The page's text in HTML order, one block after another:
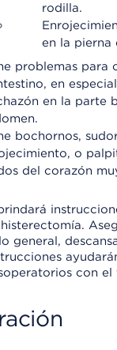
rodilla.
en la pierna
problemas para
en
en la parte
bochornos,
o
del corazón
general,
con el